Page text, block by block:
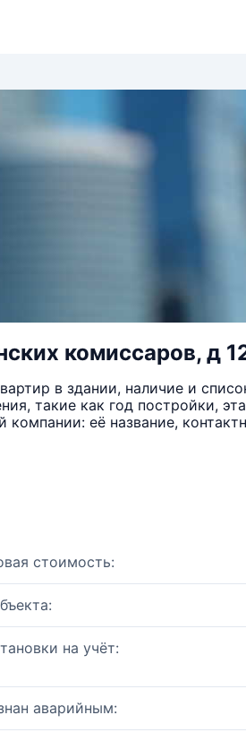
комиссаров, д
в здании, наличие и
такие как год постройки,
её название,
стоимость:
на учёт:
аварийным: